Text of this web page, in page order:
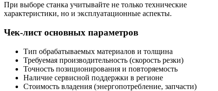
При выборе станка учитывайте не только технические
характеристики, но и эксплуатационные аспекты.
Чек-лист основных параметров
Тип обрабатываемых материалов и толщина
Требуемая производительность (скорость резки)
Точность позиционирования и повторяемость
Наличие сервисной поддержки в регионе
Стоимость владения (энергопотребление, запчасти)